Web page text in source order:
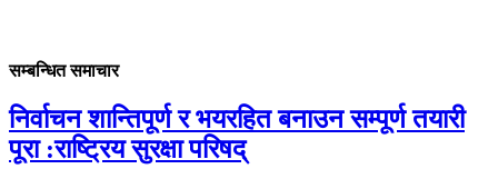
सम्बन्धित समाचार
निर्वाचन शान्तिपूर्ण र भयरहित बनाउन सम्पूर्ण तयारी
पूरा :राष्ट्रिय सुरक्षा परिषद्